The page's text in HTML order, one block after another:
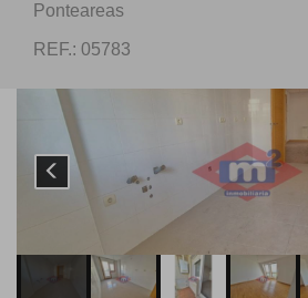
Ponteareas
REF.: 05783